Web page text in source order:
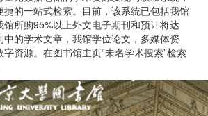
的一站式检索。目前，该系统已包括我馆
所购95%以上外文电子期刊和预计将达
的学术文章，我馆学位论文，多媒体资
资源。在图书馆主页“未名学术搜索”检索